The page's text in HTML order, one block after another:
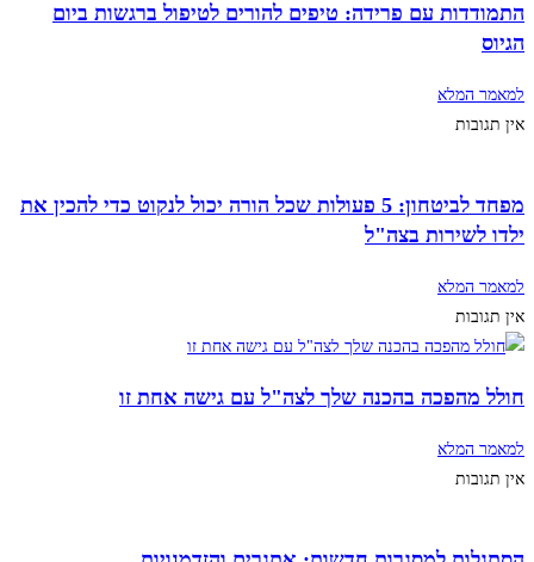
התמודדות עם פרידה: טיפים להורים לטיפול ברגשות ביום
הגיוס
למאמר המלא
אין תגובות
מפחד לביטחון: 5 פעולות שכל הורה יכול לנקוט כדי להכין את
ילדו לשירות בצה"ל
למאמר המלא
אין תגובות
חולל מהפכה בהכנה שלך לצה"ל עם גישה אחת זו
למאמר המלא
אין תגובות